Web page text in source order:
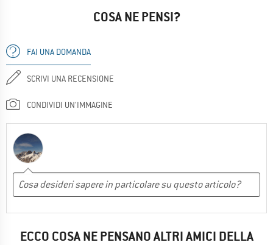
COSA NE PENSI?
FAI UNA DOMANDA
SCRIVI UNA RECENSIONE
CONDIVIDI UN'IMMAGINE
ECCO COSA NE PENSANO ALTRI AMICI DELLA